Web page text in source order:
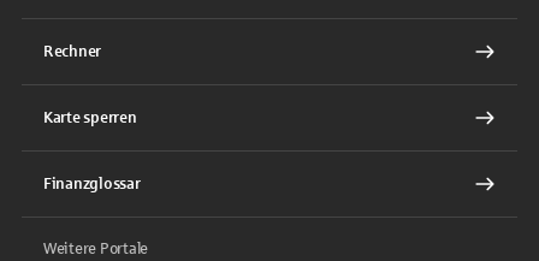
Rechner
Karte sperren
Finanzglossar
Weitere Portale